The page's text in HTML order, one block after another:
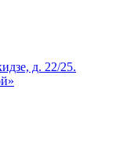
д. 22/25.